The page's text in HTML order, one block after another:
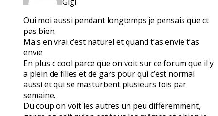
Oui moi aussi pendant longtemps je pensais que ct
pas bien.
Mais en vrai c’est naturel et quand t’as envie t’as
envie
En plus c cool parce que on voit sur ce forum que il y
a plein de filles et de gars pour qui c’est normal
aussi et qui se masturbent plusieurs fois par
semaine.
Du coup on voit les autres un peu différemment,